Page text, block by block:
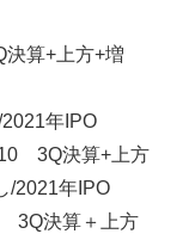
算+上方+増
年IPO
3Q決算+上方
/2021年IPO
3Q決算＋上方